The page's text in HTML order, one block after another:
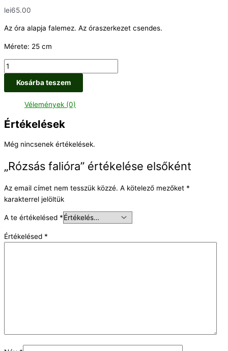
lei65.00
Az óra alapja falemez. Az óraszerkezet csendes.
Mérete: 25 cm
Kosárba teszem
Vélemények (0)
Értékelések
Még nincsenek értékelések.
„Rózsás falióra” értékelése elsőként
Az email címet nem tesszük közzé. A kötelező mezőket *
karakterrel jelöltük
A te értékelésed *
Értékelésed *